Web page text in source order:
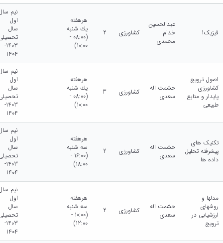
فیزیک1
عبدالحسین
خدام
محمدی
کشاورزی 2
هرهفته
يك شنبه
(08:00 -
10:00)
نیم
اول
سال
1403-
1404
اصول ترویج
کشاورزی
پایدار و منابع
طبیعی
حشمت اله
سعدی
کشاورزی 3
هرهفته
يك شنبه
(08:00 -
10:00)
نیم
اول
سال
1403-
1404
تکنیک های
پیشرفته تحلیل
داده ها
حشمت اله
سعدی
کشاورزی 2
هرهفته
سه شنبه
(16:00 -
18:00)
نیم
اول
سال
1403-
1404
مدلها و
روشهای
ارزشیابی در
ترویج
حشمت اله
سعدی
کشاورزی 2
هرهفته
سه شنبه
(10:00 -
12:00)
نیم
اول
سال
1403-
1404